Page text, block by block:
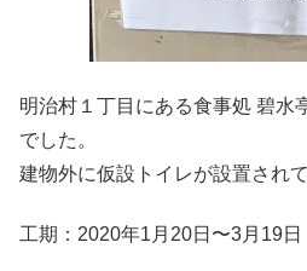
明治村１丁目にある食事処 碧水
でした。
建物外に仮設トイレが設置されて
工期：2020年1月20日〜3月19日